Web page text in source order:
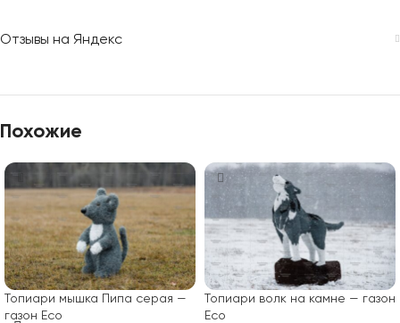
Отзывы на Яндекс
Похожие
Топиари мышка Пипа серая —
газон Eco
Топиари волк на камне — газон
Eco